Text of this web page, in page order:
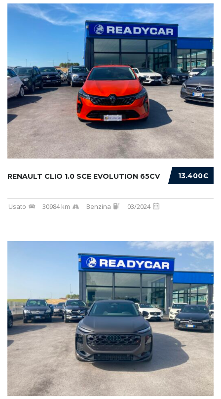
13.400€
RENAULT CLIO 1.0 SCE EVOLUTION 65CV
Usato 30984 km Benzina 03/2024